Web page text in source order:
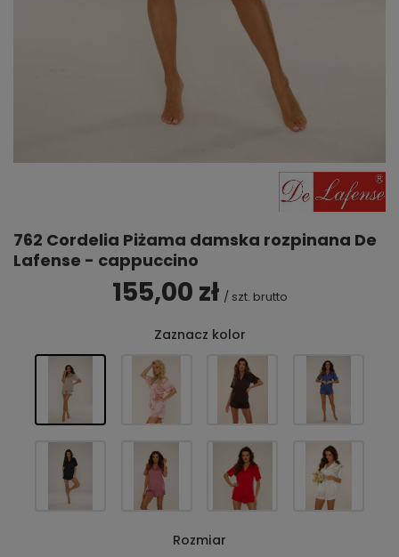
762 Cordelia Piżama damska rozpinana De
Lafense - cappuccino
155,00 zł / szt. brutto
Zaznacz kolor
Rozmiar